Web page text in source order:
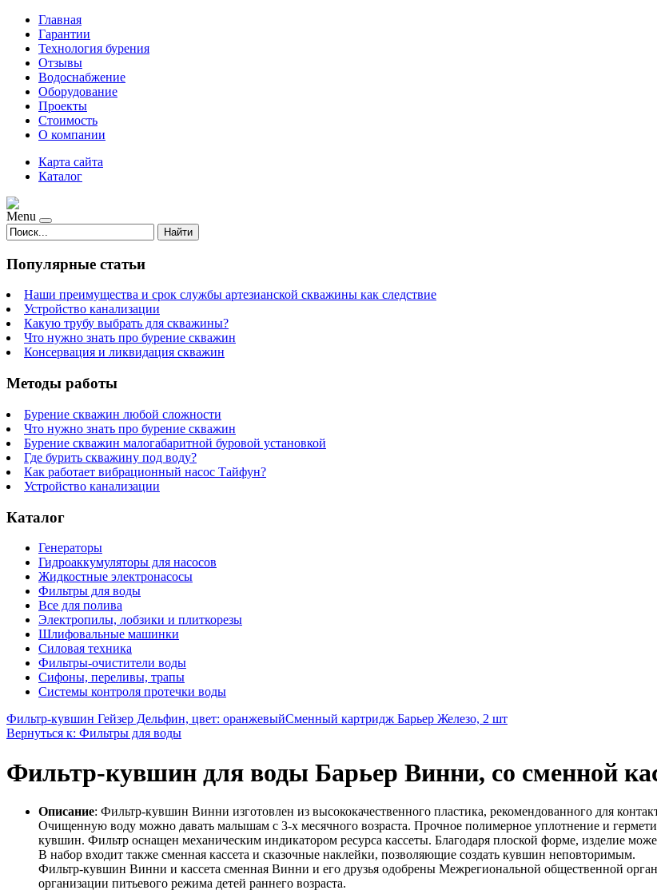
Главная
Гарантии
Технология бурения
Отзывы
Водоснабжение
Оборудование
Проекты
Стоимость
О компании
Карта сайта
Каталог
Menu
Найти
Популярные статьи
Наши преимущества и срок службы артезианской скважины как следствие
Устройство канализации
Какую трубу выбрать для скважины?
Что нужно знать про бурение скважин
Консервация и ликвидация скважин
Методы работы
Бурение скважин любой сложности
Что нужно знать про бурение скважин
Бурение скважин малогабаритной буровой установкой
Где бурить скважину под воду?
Как работает вибрационный насос Тайфун?
Устройство канализации
Каталог
Генераторы
Гидроаккумуляторы для насосов
Жидкостные электронасосы
Фильтры для воды
Все для полива
Электропилы, лобзики и плиткорезы
Шлифовальные машинки
Силовая техника
Фильтры-очистители воды
Сифоны, переливы, трапы
Системы контроля протечки воды
Фильтр-кувшин Гейзер Дельфин, цвет: оранжевыйСменный картридж Барьер Железо, 2 шт
Вернуться к: Фильтры для воды
Фильтр-кувшин для воды Барьер Винни, со сменной
Описание: Фильтр-кувшин Винни изготовлен из высококачественного пластика, рекомендованного для
Очищенную воду можно давать малышам с 3-х месячного возраста. Прочное полимерное уплотнение и
кувшин. Фильтр оснащен механическим индикатором ресурса кассеты. Благодаря плоской форме, изделие
В набор входит также сменная кассета и сказочные наклейки, позволяющие создать кувшин неповторимым.
Фильтр-кувшин Винни и кассета сменная Винни и его друзья одобрены Межрегиональной общественной
организации питьевого режима детей раннего возраста.